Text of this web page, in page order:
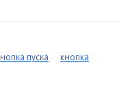
пуска
кнопка